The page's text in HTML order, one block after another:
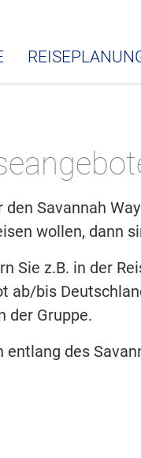
Savannah
wollen, dann
Sie z.B. in der
ab/bis
der Gruppe.
des